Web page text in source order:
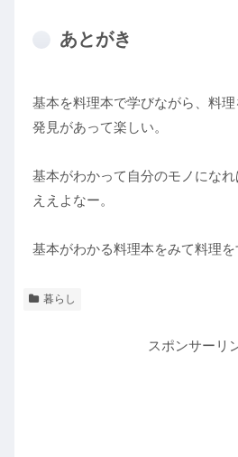
あとがき
基本を料理本で学びながら、料
発見があって楽しい。
基本がわかって自分のモノにな
ええよなー。
基本がわかる料理本をみて料理を
暮らし
スポンサーリ